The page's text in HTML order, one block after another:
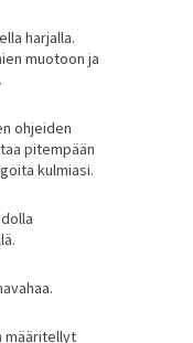
harjalla.
muotoon ja
ohjeiden
pitempään
kulmiasi.
määritellyt